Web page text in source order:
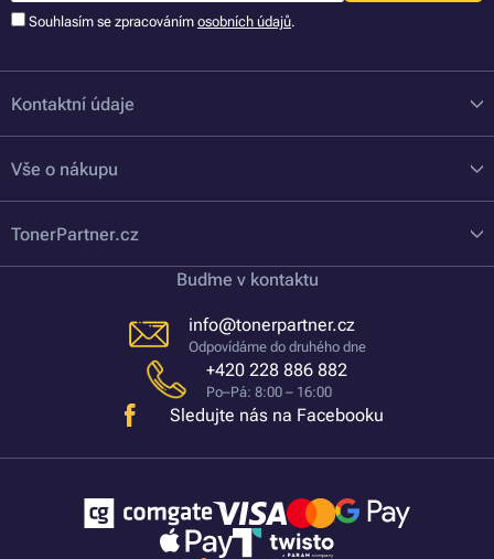
Souhlasím se zpracováním osobních údajů.
Kontaktní údaje
Vše o nákupu
TonerPartner.cz
Buďme v kontaktu
info@tonerpartner.cz
Odpovídáme do druhého dne
+420 228 886 882
Po–Pá: 8:00 – 16:00
Sledujte nás na Facebooku